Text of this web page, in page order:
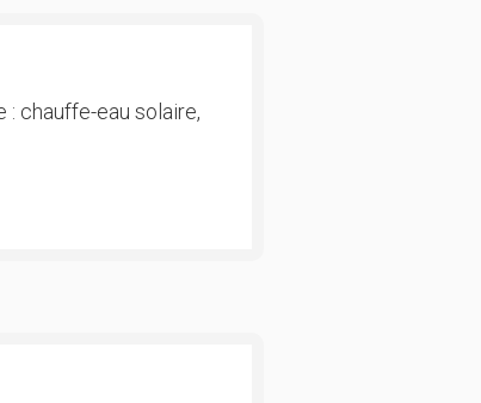
chauffe-eau solaire,